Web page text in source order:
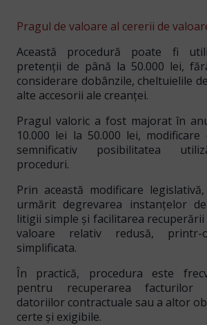
Pragul de valoare al cererii de
Această procedură poate fi
pretenții de până la 50.000 lei,
considerare dobânzile, cheltuielile
alte accesorii ale creanței.
Pragul valoric a fost majorat în
10.000 lei la 50.000 lei,
semnificativ posibilitatea
proceduri.
Prin această modificare
urmărit degrevarea instanțelor
litigii simple și facilitarea
valoare relativ redusă, printr-
simplificata.
În practică, procedura este
pentru
recuperarea facturilor
datoriilor contractuale sau a altor
certe și exigibile.